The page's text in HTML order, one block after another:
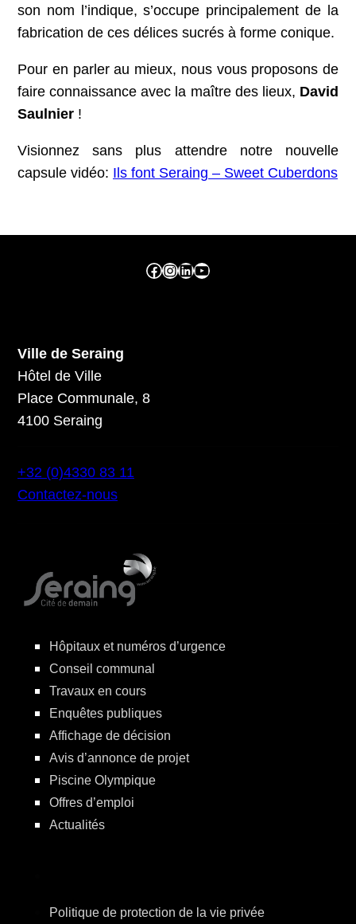
son nom l’indique, s’occupe principalement de la
fabrication de ces délices sucrés à forme conique.
Pour en parler au mieux, nous vous proposons de
faire connaissance avec la maître des lieux, David
Saulnier !
Visionnez sans plus attendre notre nouvelle
capsule vidéo: Ils font Seraing – Sweet Cuberdons
Facebook ville de seraing Instragram ville de seraing linkedin – ville de seraing YouTube
Ville de Seraing
Hôtel de Ville
Place Communale, 8
4100 Seraing
+32 (0)4330 83 11
Contactez-nous
Hôpitaux et numéros d’urgence
Conseil communal
Travaux en cours
Enquêtes publiques
Affichage de décision
Avis d’annonce de projet
Piscine Olympique
Offres d’emploi
Actualités
Politique de protection de la vie privée